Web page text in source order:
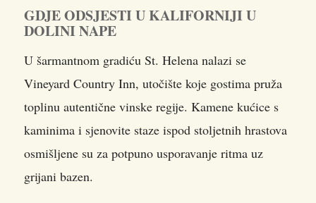
GDJE ODSJESTI U KALIFORNIJI U
DOLINI NAPE
U šarmantnom gradiću St. Helena nalazi se
Vineyard Country Inn, utočište koje gostima pruža
toplinu autentične vinske regije. Kamene kućice s
kaminima i sjenovite staze ispod stoljetnih hrastova
osmišljene su za potpuno usporavanje ritma uz
grijani bazen.